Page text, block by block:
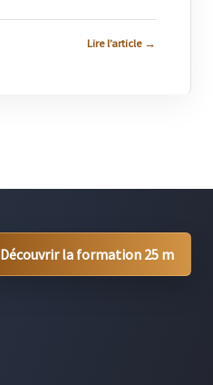
Lire l’article →
Découvrir la formation 25 m